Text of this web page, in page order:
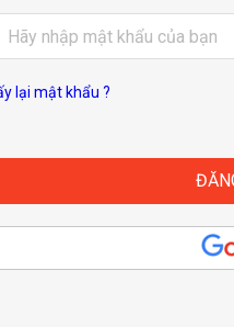
lại mật khẩu ?